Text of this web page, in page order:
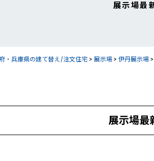
展示場最
・兵庫県の建て替え/注文住宅 > 展示場 > 伊丹展示場 >
展示場最